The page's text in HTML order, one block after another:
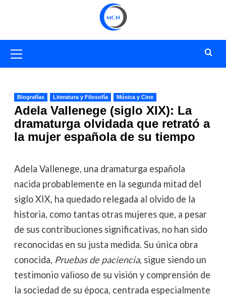
primario
Biografías Literatura y Filosofía Música y Cine
Adela Vallenege (siglo XIX): La
dramaturga olvidada que retrató a
la mujer española de su tiempo
Adela Vallenege, una dramaturga española
nacida probablemente en la segunda mitad del
siglo XIX, ha quedado relegada al olvido de la
historia, como tantas otras mujeres que, a pesar
de sus contribuciones significativas, no han sido
reconocidas en su justa medida. Su única obra
conocida, Pruebas de paciencia, sigue siendo un
testimonio valioso de su visión y comprensión de
la sociedad de su época, centrada especialmente